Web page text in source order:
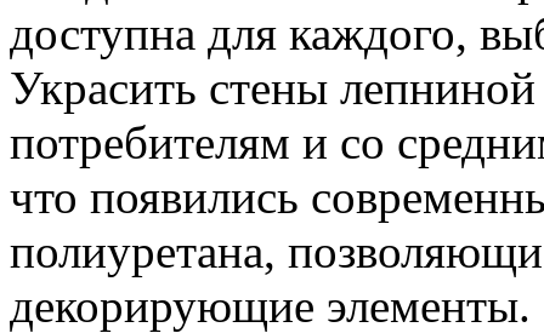
доступна для каждого,
Украсить стены
потребителям и со
что появились
полиуретана,
декорирующие элементы.